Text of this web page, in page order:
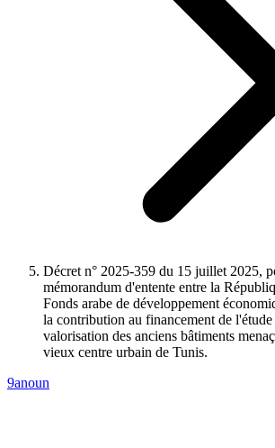
Décret n° 2025-359 du 15 juillet 2025,
mémorandum d'entente entre la
Fonds arabe de développement
la contribution au financement de
valorisation des anciens bâtiments
vieux centre urbain de Tunis.
9anoun